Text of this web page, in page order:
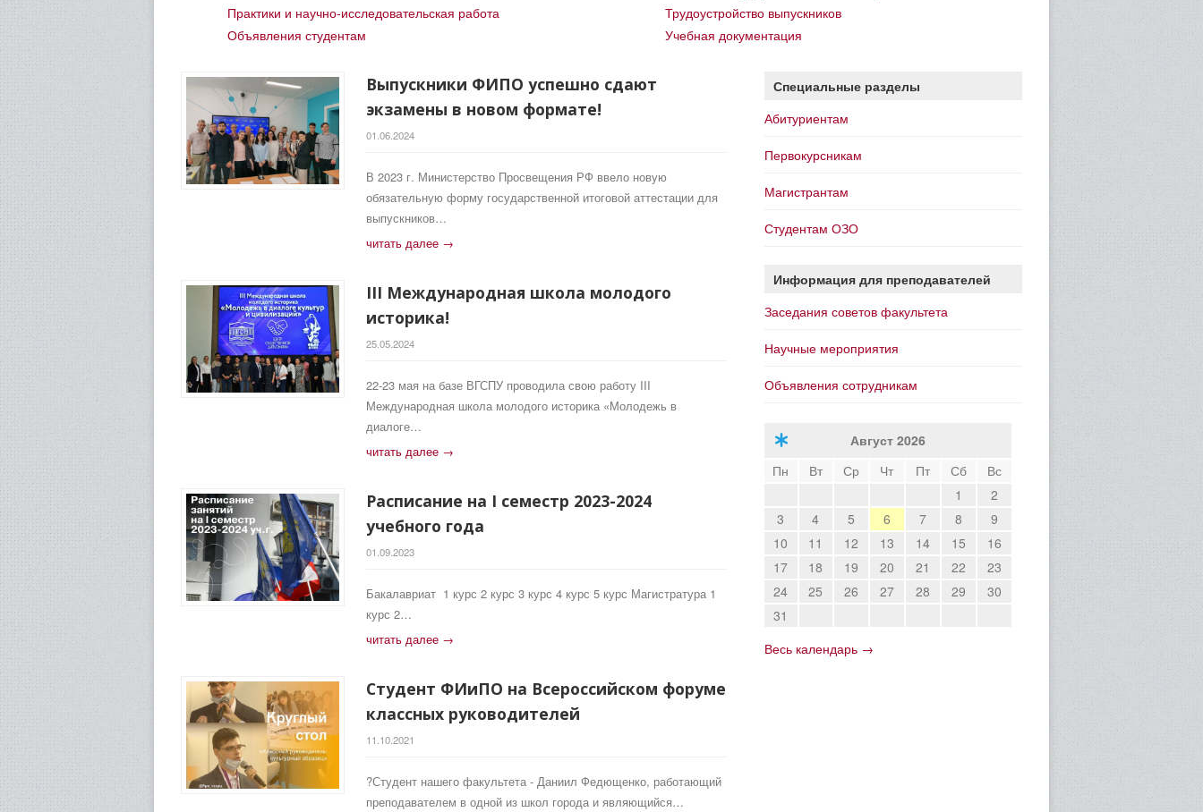
Практики и научно-исследовательская работа
Объявления студентам
Трудоустройство выпускников
Учебная документация
Выпускники ФИПО успешно сдают
экзамены в новом формате!
01.06.2024
В 2023 г. Министерство Просвещения РФ ввело новую
обязательную форму государственной итоговой аттестации для
выпускников…
читать далее →
III Международная школа молодого
историка!
25.05.2024
22-23 мая на базе ВГСПУ проводила свою работу III
Международная школа молодого историка «Молодежь в
диалоге…
читать далее →
Расписание на I семестр 2023-2024
учебного года
01.09.2023
Бакалавриат 1 курс 2 курс 3 курс 4 курс 5 курс Магистратура 1
курс 2…
читать далее →
Студент ФИиПО на Всероссийском форуме
классных руководителей
11.10.2021
?Студент нашего факультета - Даниил Федющенко, работающий
преподавателем в одной из школ города и являющийся…
Специальные разделы
Абитуриентам
Первокурсникам
Магистрантам
Студентам ОЗО
Информация для преподавателей
Заседания советов факультета
Научные мероприятия
Объявления сотрудникам
Август 2026
Пн
Вт Ср Чт Пт Сб
Вс
1
2
3
4 5 6 7 8
9
10
11 12 13 14 15
16
17
18 19 20 21 22
23
24
25 26 27 28 29
30
31
Весь календарь →